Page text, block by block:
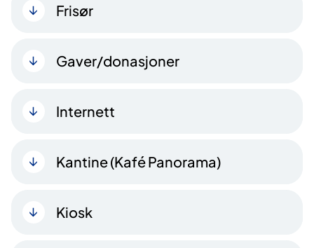
Frisør
Gaver/donasjoner
Internett
Kantine (Kafé Panorama)
Kiosk